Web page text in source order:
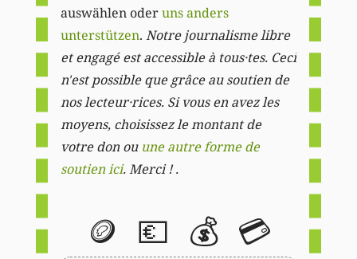
auswählen oderuns anders
unterstützen. Notre journalisme libre
et engagé est accessible à tous·tes. Ceci
n'est possible que grâce au soutien de
nos lecteur·rices. Si vous en avez les
moyens, choisissez le montant de
votre don ou une autre forme de
soutien ici. Merci ! .
🪙 💶 💰 💳